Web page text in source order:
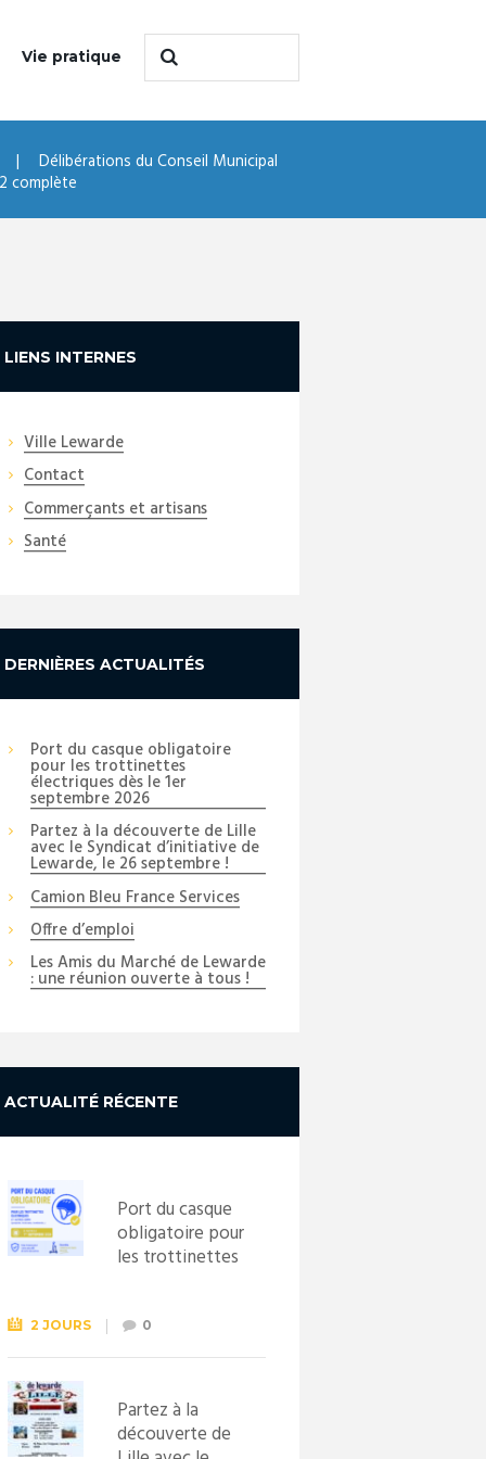
Vie pratique
Délibérations du Conseil Municipal
complète
LIENS INTERNES
Ville Lewarde
Contact
Commerçants et artisans
Santé
DERNIÈRES ACTUALITÉS
Port du casque obligatoire
pour les trottinettes
électriques dès le 1er
septembre 2026
Partez à la découverte de Lille
avec le Syndicat d’initiative de
Lewarde, le 26 septembre !
Camion Bleu France Services
Offre d’emploi
Les Amis du Marché de Lewarde
: une réunion ouverte à tous !
ACTUALITÉ RÉCENTE
Port du casque
obligatoire pour
les trottinettes
septembre
2026
2 JOURS 0
Partez à la
découverte de